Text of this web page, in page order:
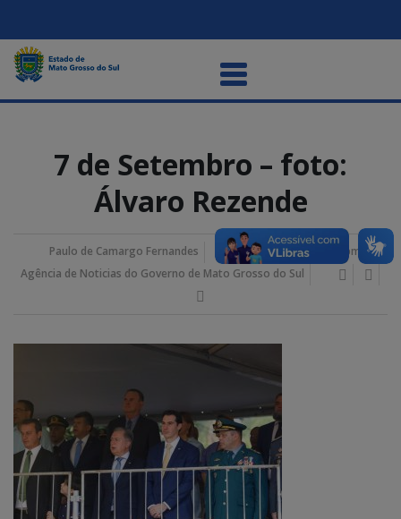
7 de Setembro – foto:
Álvaro Rezende
Paulo de Camargo Fernandes
07/setembro/2024 2:22 pm
Agência de Noticias do Governo de Mato Grosso do Sul